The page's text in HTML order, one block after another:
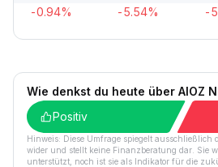
-0.94% -5.54% -
Wie denkst du heute über AIOZ
Positiv
Hinweis: Diese Umfrage spiegelt ausschließlich
wider und stellt keine Finanzberatung dar. Sie
unterstützt, noch ist sie als Indikator für die